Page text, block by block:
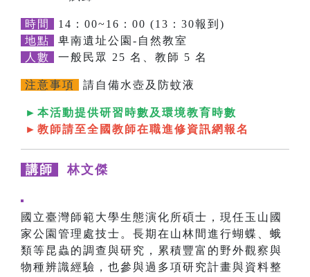
時間
14：00~16：00 (13：30報到)
地點
卑南遺址公園-自然教室
人數
一般民眾 25 名、教師 5 名
注意事項 請自備水壺及防蚊液
►本活動提供研習時數及環境教育時數
►教師請至全國教師在職進修資訊網報名
講師 林文傑
國立臺灣師範大學生態演化所碩士，現任玉山國
家公園管理處技士。長期在山林間進行蝴蝶、蛾
類等昆蟲的調查與研究，累積豐富的野外觀察與
物種辨識經驗，也參與過多項研究計畫與資料整